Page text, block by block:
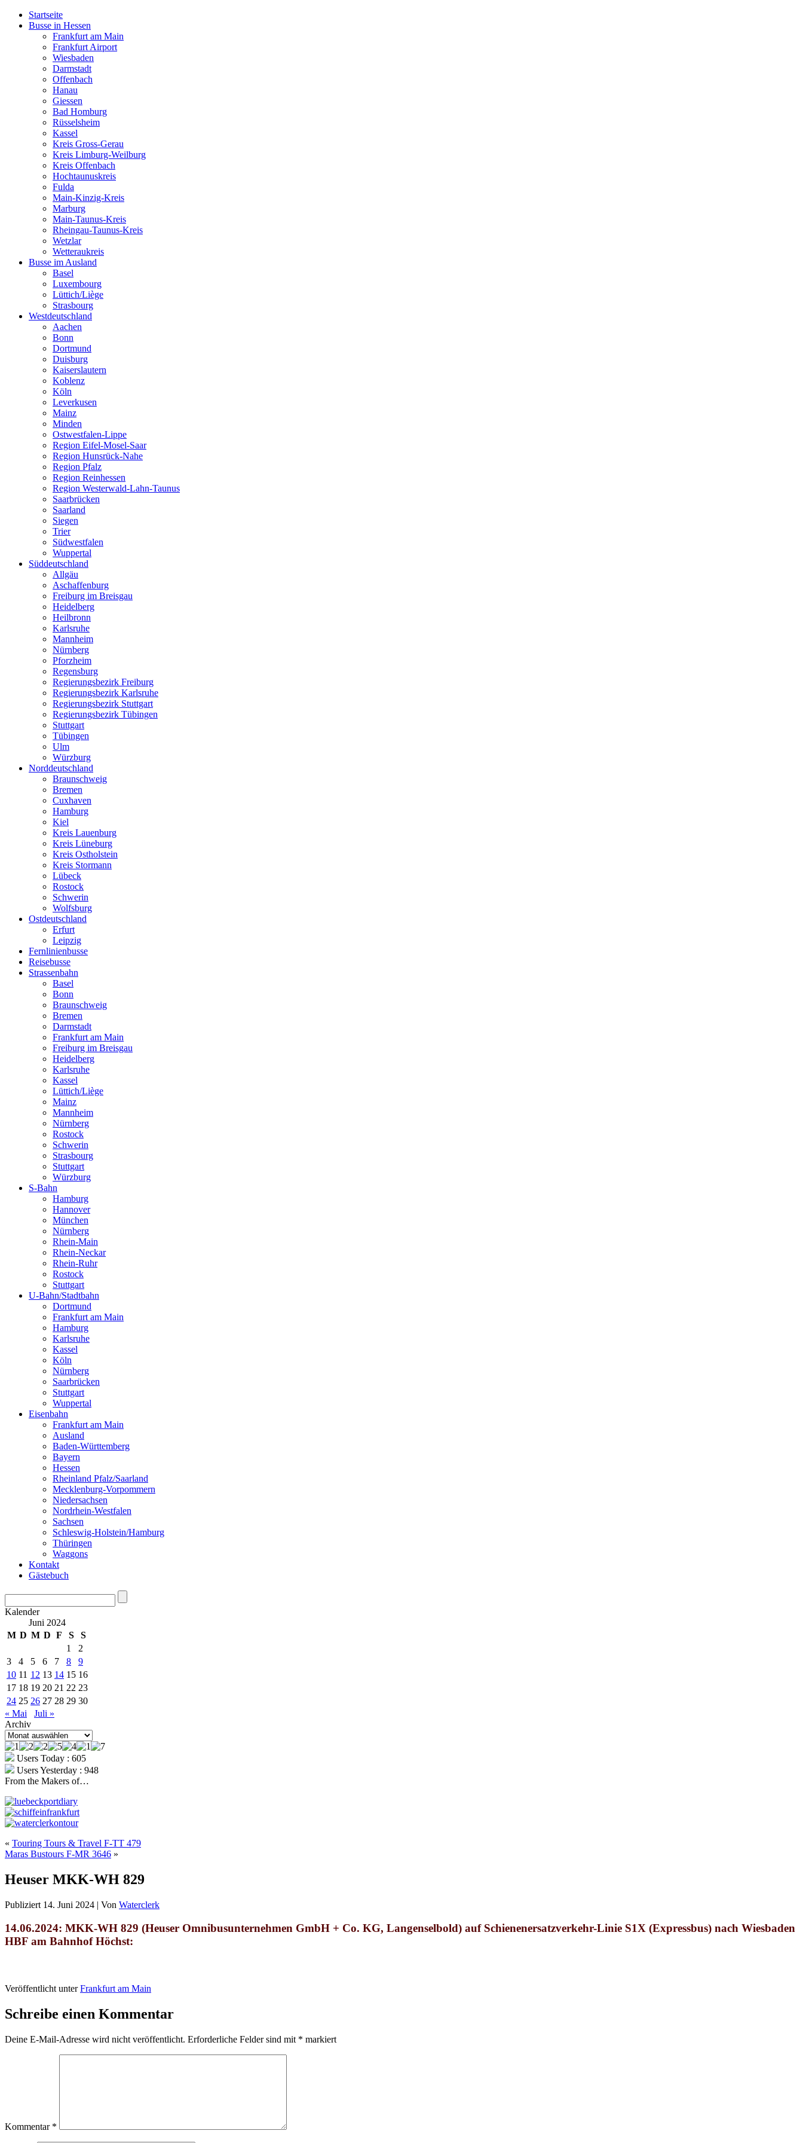
Startseite
Busse in Hessen
Frankfurt am Main
Frankfurt Airport
Wiesbaden
Darmstadt
Offenbach
Hanau
Giessen
Bad Homburg
Rüsselsheim
Kassel
Kreis Gross-Gerau
Kreis Limburg-Weilburg
Kreis Offenbach
Hochtaunuskreis
Fulda
Main-Kinzig-Kreis
Marburg
Main-Taunus-Kreis
Rheingau-Taunus-Kreis
Wetzlar
Wetteraukreis
Busse im Ausland
Basel
Luxembourg
Lüttich/Liège
Strasbourg
Westdeutschland
Aachen
Bonn
Dortmund
Duisburg
Kaiserslautern
Koblenz
Köln
Leverkusen
Mainz
Minden
Ostwestfalen-Lippe
Region Eifel-Mosel-Saar
Region Hunsrück-Nahe
Region Pfalz
Region Reinhessen
Region Westerwald-Lahn-Taunus
Saarbrücken
Saarland
Siegen
Trier
Südwestfalen
Wuppertal
Süddeutschland
Allgäu
Aschaffenburg
Freiburg im Breisgau
Heidelberg
Heilbronn
Karlsruhe
Mannheim
Nürnberg
Pforzheim
Regensburg
Regierungsbezirk Freiburg
Regierungsbezirk Karlsruhe
Regierungsbezirk Stuttgart
Regierungsbezirk Tübingen
Stuttgart
Tübingen
Ulm
Würzburg
Norddeutschland
Braunschweig
Bremen
Cuxhaven
Hamburg
Kiel
Kreis Lauenburg
Kreis Lüneburg
Kreis Ostholstein
Kreis Stormann
Lübeck
Rostock
Schwerin
Wolfsburg
Ostdeutschland
Erfurt
Leipzig
Fernlinienbusse
Reisebusse
Strassenbahn
Basel
Bonn
Braunschweig
Bremen
Darmstadt
Frankfurt am Main
Freiburg im Breisgau
Heidelberg
Karlsruhe
Kassel
Lüttich/Liège
Mainz
Mannheim
Nürnberg
Rostock
Schwerin
Strasbourg
Stuttgart
Würzburg
S-Bahn
Hamburg
Hannover
München
Nürnberg
Rhein-Main
Rhein-Neckar
Rhein-Ruhr
Rostock
Stuttgart
U-Bahn/Stadtbahn
Dortmund
Frankfurt am Main
Hamburg
Karlsruhe
Kassel
Köln
Nürnberg
Saarbrücken
Stuttgart
Wuppertal
Eisenbahn
Frankfurt am Main
Ausland
Baden-Württemberg
Bayern
Hessen
Rheinland Pfalz/Saarland
Mecklenburg-Vorpommern
Niedersachsen
Nordrhein-Westfalen
Sachsen
Schleswig-Holstein/Hamburg
Thüringen
Waggons
Kontakt
Gästebuch
Kalender
Juni 2024
M D M D F S
S
1
2
3
4 5 6 7 8
9
10 11 12 13 14 15 16
17 18 19 20 21 22 23
24 25 26 27 28 29 30
« Mai
Juli »
Archiv
Archiv
Users Today : 605
Users Yesterday : 948
From the Makers of…
« Touring Tours & Travel F-TT 479
Maras Bustours F-MR 3646 »
Heuser MKK-WH 829
Publiziert 14. Juni 2024 | Von Waterclerk
14.06.2024: MKK-WH 829 (Heuser Omnibusunternehmen GmbH + Co. KG, Langenselbold) auf Schienenersatzverkehr-Linie S1X (Expressbus) nach Wiesbaden
HBF am Bahnhof Höchst:
Veröffentlicht unter Frankfurt am Main
Schreibe einen Kommentar
Deine E-Mail-Adresse wird nicht veröffentlicht. Erforderliche Felder sind mit * markiert
Kommentar *